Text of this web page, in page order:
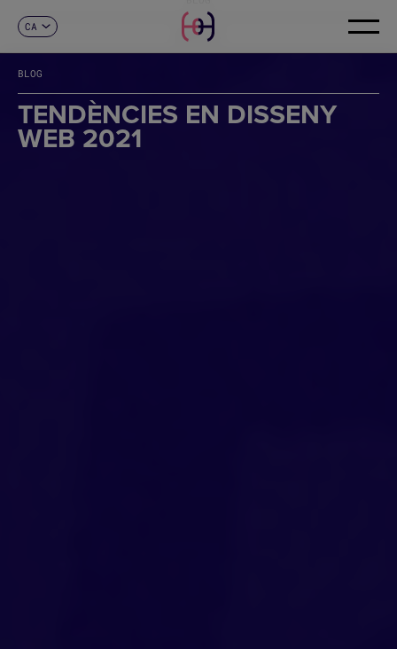
CA
FR
DE
IT
PT
CONTACTE
BLOG
TENDÈNCIES EN DISSENY
WEB 2021